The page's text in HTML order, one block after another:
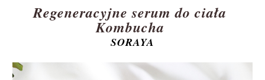
Regeneracyjne serum do ciała
Kombucha
SORAYA